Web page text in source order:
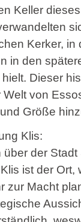
Keller
Kerker, in
in den
Dieser
Welt von
Größe
Klis:
über der
ist der Ort,
zur Macht